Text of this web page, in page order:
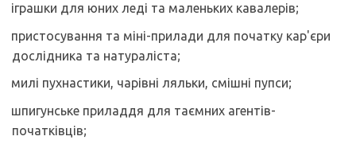
іграшки для юних леді та маленьких кавалерів;
пристосування та міні-прилади для початку кар'єри
дослідника та натураліста;
милі пухнастики, чарівні ляльки, смішні пупси;
шпигунське приладдя для таємних агентів-
початківців;